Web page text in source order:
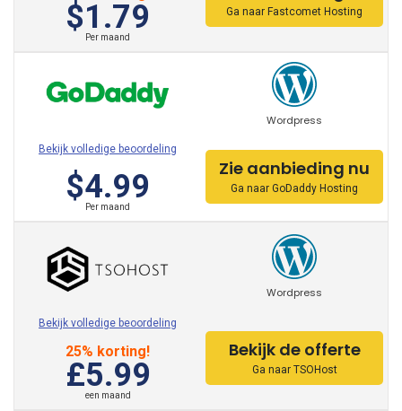
$1.79
Per maand
Ga naar Fastcomet Hosting
Wordpress
Bekijk volledige beoordeling
$4.99
Per maand
Zie aanbieding nu
Ga naar GoDaddy Hosting
Wordpress
Bekijk volledige beoordeling
25% korting!
£5.99
een maand
Bekijk de offerte
Ga naar TSOHost